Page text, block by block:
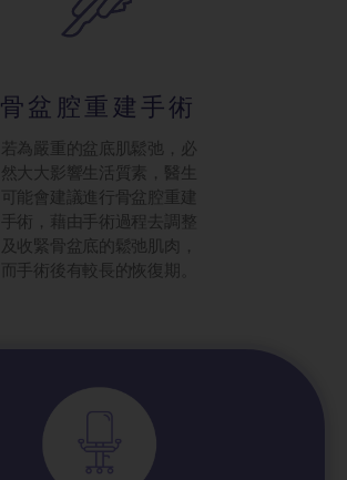
骨盆腔重建手術
若為嚴重的盆底肌鬆弛，必
然大大影響生活質素，醫生
可能會建議進行骨盆腔重建
手術，藉由手術過程去調整
及收緊骨盆底的鬆弛肌肉，
而手術後有較長的恢復期。